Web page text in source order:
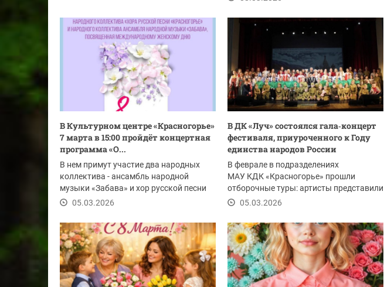
В Культурном центре «Красногорье»
7 марта в 15:00 пройдёт концертная
программа «О...
В нем примут участие два народных
коллектива - ансамбль народной
музыки «Забава» и хор русской песни
«Красногорье»....
05.03.2026
В ДК «Луч» состоялся гала‑концерт
фестиваля, приуроченного к Году
единства народов России
В феврале в подразделениях
МАУ КДК «Красногорье» прошли
отборочные туры: артисты представили
более 200 номеров. Для...
05.03.2026